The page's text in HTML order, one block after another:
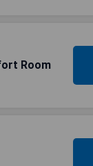
Room